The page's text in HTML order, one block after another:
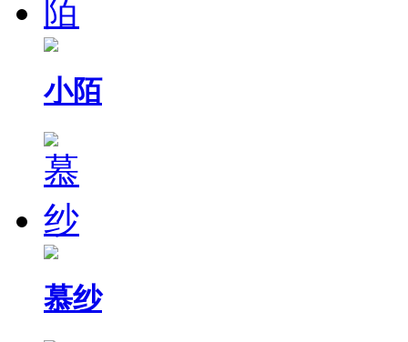
小陌
慕纱